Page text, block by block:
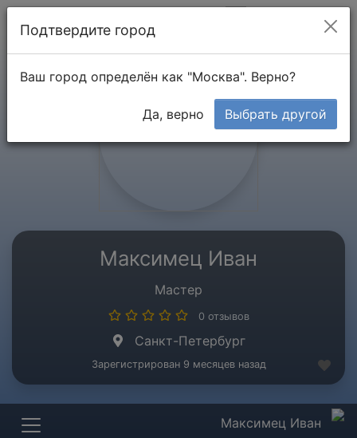
Максимец Иван
Мастер
0 отзывов
Санкт-Петербург
Зарегистрирован 9 месяцев назад
Максимец Иван
Подтвердите город
Ваш город определён как "Москва". Верно?
Да, верно Выбрать другой